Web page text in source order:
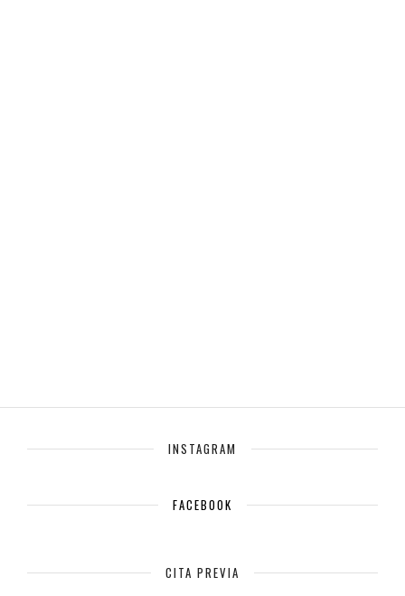
INSTAGRAM
FACEBOOK
CITA PREVIA